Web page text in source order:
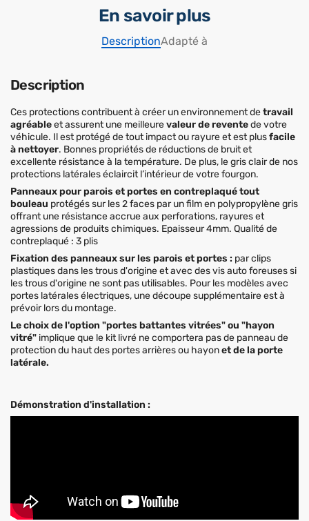
En savoir plus
DescriptionAdapté à
Description
Ces protections contribuent à créer un environnement detravail
agréableet assurent une meilleurevaleur de reventede votre
véhicule. Il est protégé de tout impact ou rayure et est plusfacile
à nettoyer. Bonnes propriétés de réductions de bruit et
excellente résistance à la température. De plus, le gris clair de nos
protections latérales éclaircit l’intérieur de votre fourgon.
Panneaux pour parois et portes en contreplaqué tout
bouleau protégés sur les 2 faces par un film en polypropylène gris
offrant une résistance accrue aux perforations, rayures et
agressions de produits chimiques. Epaisseur 4mm. Qualité de
contreplaqué : 3 plis
Fixation des panneaux sur les parois et portes : par clips
plastiques dans les trous d'origine et avec des vis auto foreuses si
les trous d'origine ne sont pas utilisables. Pour les modèles avec
portes latérales électriques, une découpe supplémentaire est à
prévoir lors du montage.
Le choix de l'option "portes battantes vitrées" ou "hayon
vitré" implique que le kit livré ne comportera pas de panneau de
protection du haut des portes arrières ou hayonet de la porte
latérale.
Démonstration d'installation :